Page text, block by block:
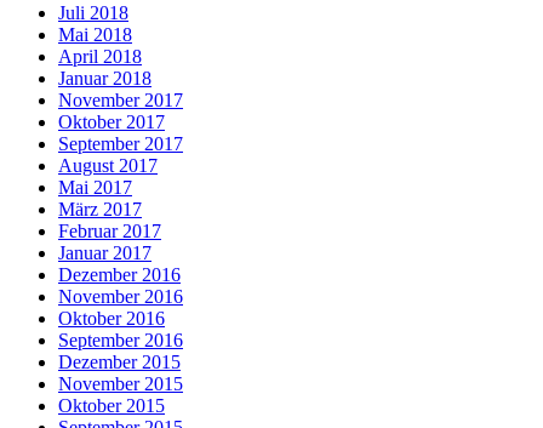
Juli 2018
Mai 2018
April 2018
Januar 2018
November 2017
Oktober 2017
September 2017
August 2017
Mai 2017
März 2017
Februar 2017
Januar 2017
Dezember 2016
November 2016
Oktober 2016
September 2016
Dezember 2015
November 2015
Oktober 2015